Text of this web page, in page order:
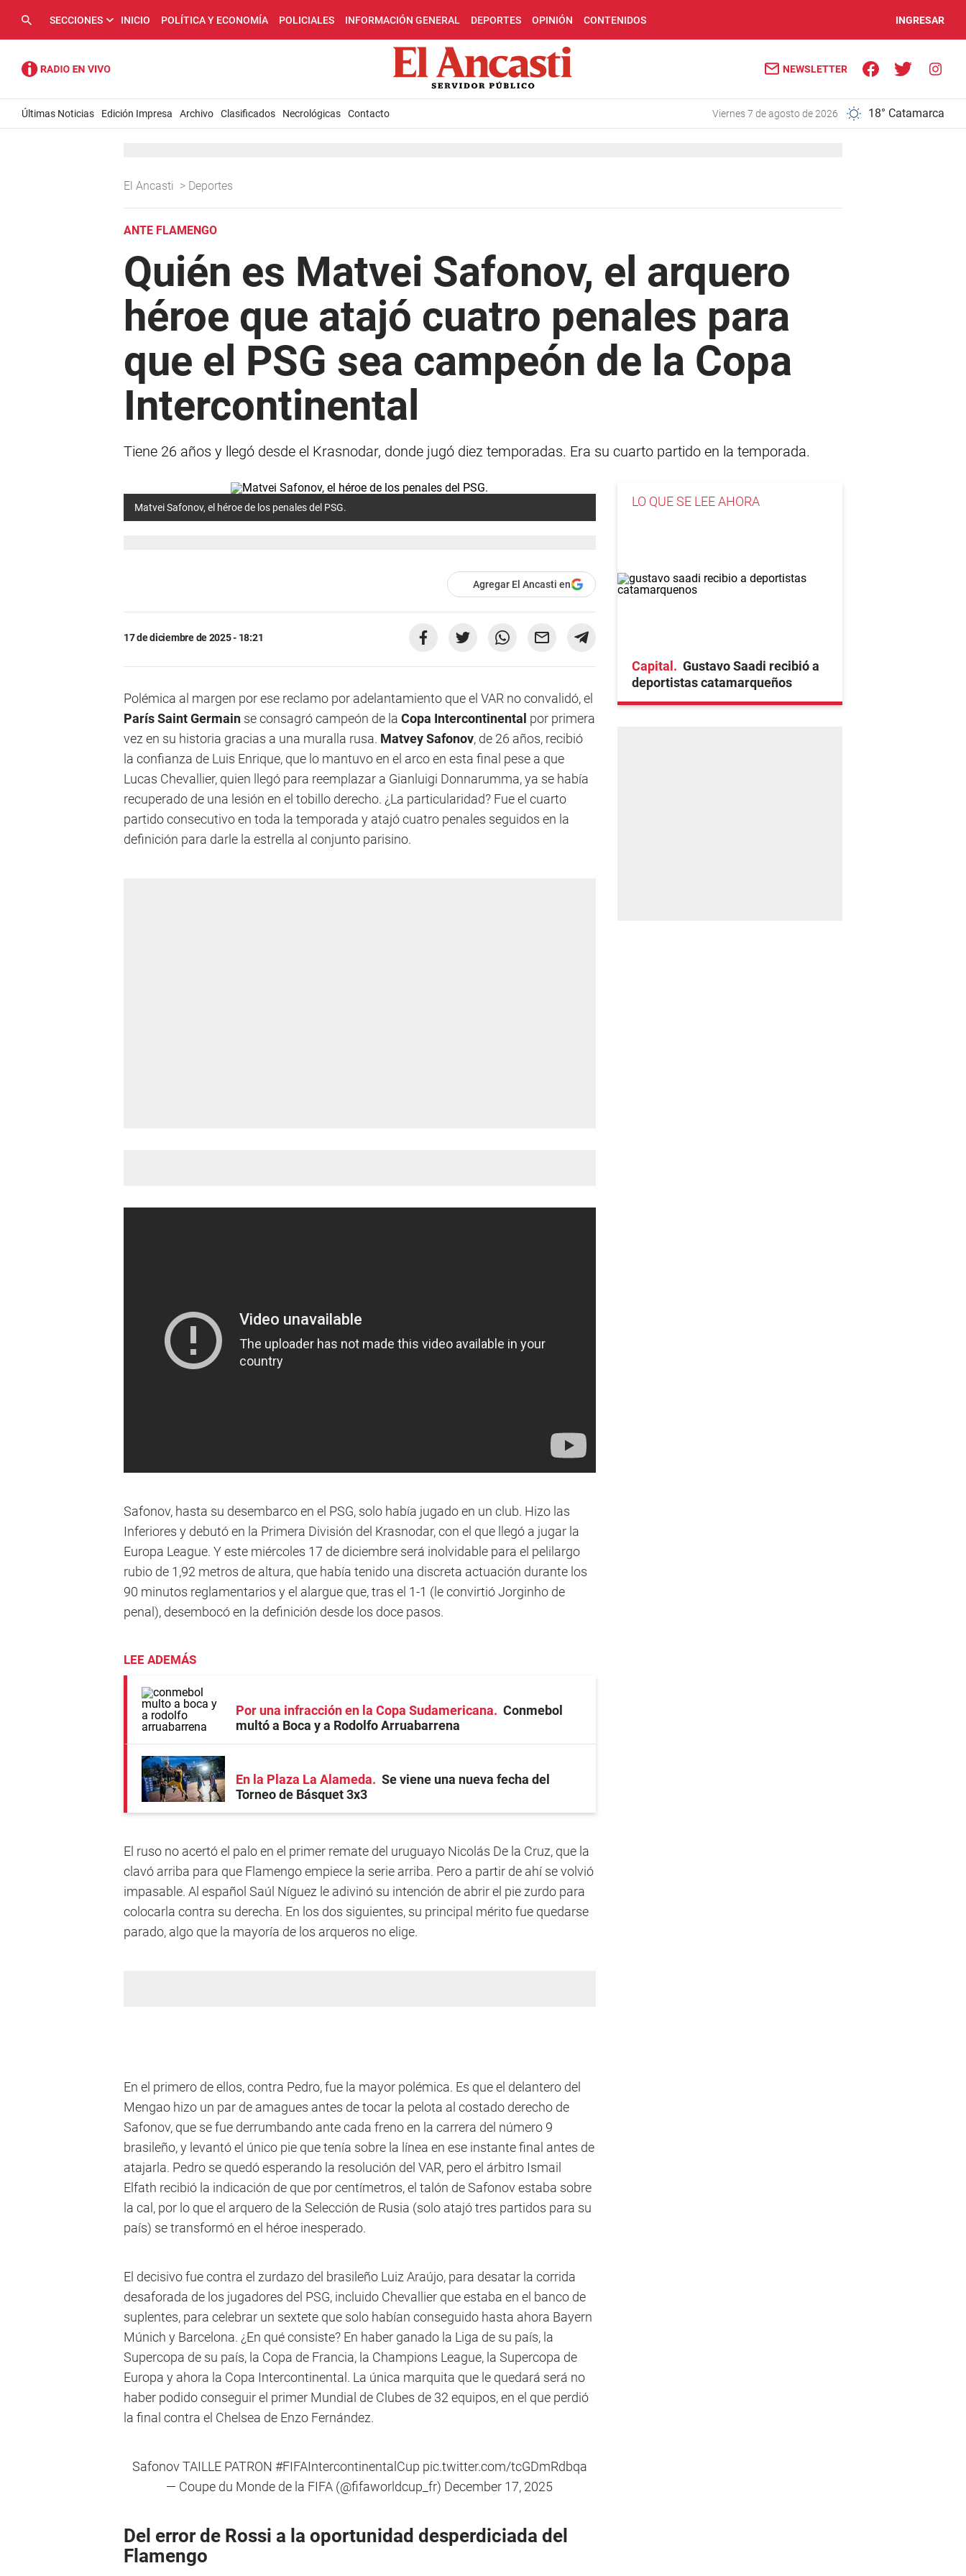
SECCIONES INICIO POLÍTICA Y ECONOMÍA POLICIALES INFORMACIÓN GENERAL DEPORTES OPINIÓN CONTENIDOS INGRESAR
NEWSLETTER
Últimas Noticias Edición Impresa Archivo Clasificados Necrológicas Contacto viernes 7 de agosto de 2026 18° Catamarca
El Ancasti > Deportes
ANTE FLAMENGO
Quién es Matvei Safonov, el arquero
héroe que atajó cuatro penales para
que el PSG sea campeón de la Copa
Intercontinental
Tiene 26 años y llegó desde el Krasnodar, donde jugó diez temporadas. Era su cuarto partido en la temporada.
Matvei Safonov, el héroe de los penales del PSG.
Agregar El Ancasti en
17 de diciembre de 2025 - 18:21
Polémica al margen por ese reclamo por adelantamiento que el VAR no convalidó, el
París Saint Germain se consagró campeón de la Copa Intercontinental por primera
vez en su historia gracias a una muralla rusa. Matvey Safonov, de 26 años, recibió
la confianza de Luis Enrique, que lo mantuvo en el arco en esta final pese a que
Lucas Chevallier, quien llegó para reemplazar a Gianluigi Donnarumma, ya se había
recuperado de una lesión en el tobillo derecho. ¿La particularidad? Fue el cuarto
partido consecutivo en toda la temporada y atajó cuatro penales seguidos en la
definición para darle la estrella al conjunto parisino.
Safonov, hasta su desembarco en el PSG, solo había jugado en un club. Hizo las
Inferiores y debutó en la Primera División del Krasnodar, con el que llegó a jugar la
Europa League. Y este miércoles 17 de diciembre será inolvidable para el pelilargo
rubio de 1,92 metros de altura, que había tenido una discreta actuación durante los
90 minutos reglamentarios y el alargue que, tras el 1-1 (le convirtió Jorginho de
penal), desembocó en la definición desde los doce pasos.
LEE ADEMÁS
Por una infracción en la Copa Sudamericana
Conmebol
multó a Boca y a Rodolfo Arruabarrena
En la Plaza La Alameda
Se viene una nueva fecha del
Torneo de Básquet 3x3
El ruso no acertó el palo en el primer remate del uruguayo Nicolás De la Cruz, que la
clavó arriba para que Flamengo empiece la serie arriba. Pero a partir de ahí se volvió
impasable. Al español Saúl Níguez le adivinó su intención de abrir el pie zurdo para
colocarla contra su derecha. En los dos siguientes, su principal mérito fue quedarse
parado, algo que la mayoría de los arqueros no elige.
En el primero de ellos, contra Pedro, fue la mayor polémica. Es que el delantero del
Mengao hizo un par de amagues antes de tocar la pelota al costado derecho de
Safonov, que se fue derrumbando ante cada freno en la carrera del número 9
brasileño, y levantó el único pie que tenía sobre la línea en ese instante final antes de
atajarla. Pedro se quedó esperando la resolución del VAR, pero el árbitro Ismail
Elfath recibió la indicación de que por centímetros, el talón de Safonov estaba sobre
la cal, por lo que el arquero de la Selección de Rusia (solo atajó tres partidos para su
país) se transformó en el héroe inesperado.
El decisivo fue contra el zurdazo del brasileño Luiz Araújo, para desatar la corrida
desaforada de los jugadores del PSG, incluido Chevallier que estaba en el banco de
suplentes, para celebrar un sextete que solo habían conseguido hasta ahora Bayern
Múnich y Barcelona. ¿En qué consiste? En haber ganado la Liga de su país, la
Supercopa de su país, la Copa de Francia, la Champions League, la Supercopa de
Europa y ahora la Copa Intercontinental. La única marquita que le quedará será no
haber podido conseguir el primer Mundial de Clubes de 32 equipos, en el que perdió
la final contra el Chelsea de Enzo Fernández.
Safonov TAILLE PATRON #FIFAIntercontinentalCup pic.twitter.com/tcGDmRdbqa
— Coupe du Monde de la FIFA (@fifaworldcup_fr) December 17, 2025
Del error de Rossi a la oportunidad desperdiciada del
Flamengo
LO QUE SE LEE AHORA
Capital
Gustavo Saadi recibió a
deportistas catamarqueños